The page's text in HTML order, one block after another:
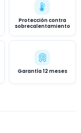
Protección contra
sobrecalentamiento
Garantía 12 meses